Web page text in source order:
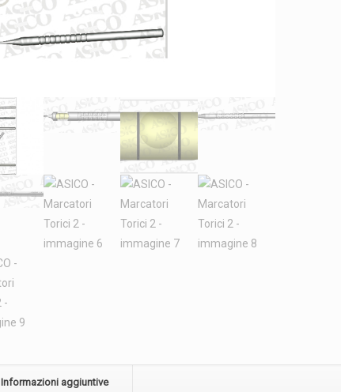
Informazioni aggiuntive